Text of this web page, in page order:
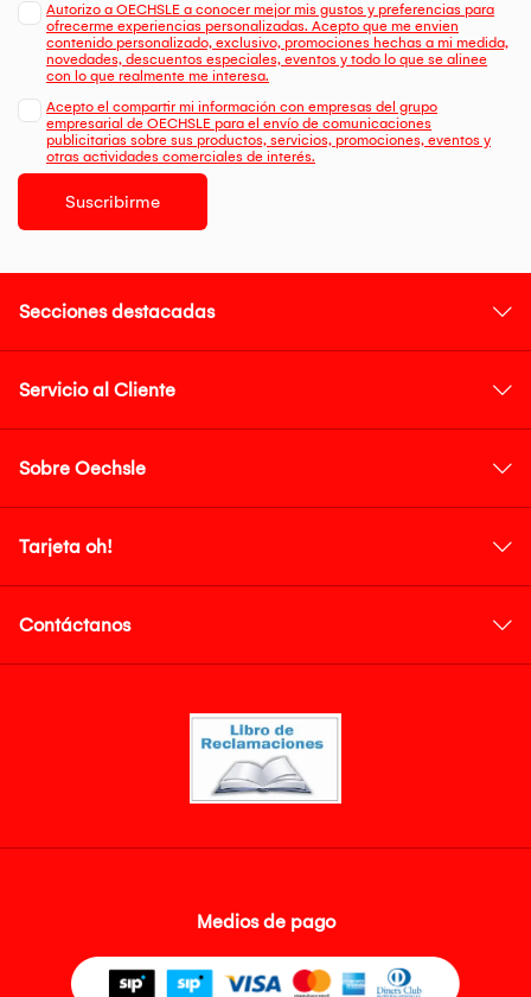
Autorizo a OECHSLE a conocer mejor mis gustos y preferencias para
ofrecerme experiencias personalizadas. Acepto que me envien
contenido personalizado, exclusivo, promociones hechas a mi medida,
novedades, descuentos especiales, eventos y todo lo que se alinee
con lo que realmente me interesa.
Acepto el compartir mi información con empresas del grupo
empresarial de OECHSLE para el envío de comunicaciones
publicitarias sobre sus productos, servicios, promociones, eventos y
otras actividades comerciales de interés.
Suscribirme
Secciones destacadas
Servicio al Cliente
Sobre Oechsle
Tarjeta oh!
Contáctanos
Medios de pago